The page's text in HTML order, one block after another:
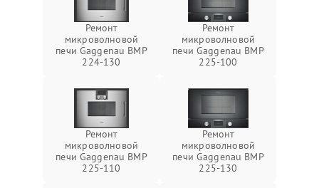
Ремонт
микроволновой
печи Gaggenau BMP
224-130
Ремонт
микроволновой
печи Gaggenau BMP
225-100
Ремонт
микроволновой
печи Gaggenau BMP
225-110
Ремонт
микроволновой
печи Gaggenau BMP
225-130